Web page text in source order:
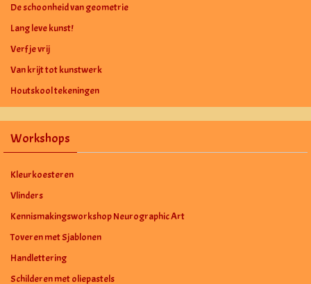
De schoonheid van geometrie
Lang leve kunst!
Verf je vrij
Van krijt tot kunstwerk
Houtskool tekeningen
Workshops
Kleurkoesteren
Vlinders
Kennismakingsworkshop Neurographic Art
Toveren met Sjablonen
Handlettering
Schilderen met oliepastels